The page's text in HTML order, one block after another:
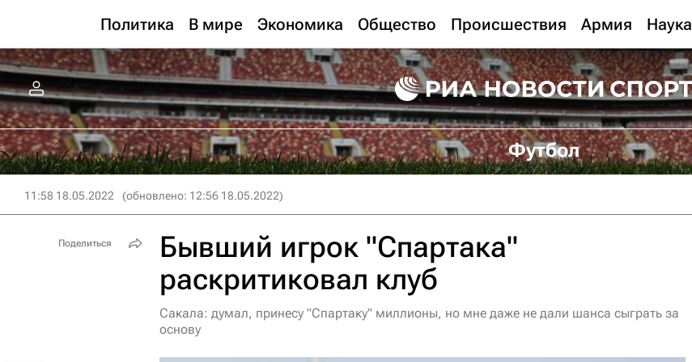
Политика В мире Экономика Общество Происшествия Армия Наука
Футбол
11:58 18.05.2022 (обновлено: 12:56 18.05.2022)
Бывший игрок "Спартака"
раскритиковал клуб
Сакала: думал, принесу "Спартаку" миллионы, но мне даже не дали шанса сыграть за
основу
Поделиться